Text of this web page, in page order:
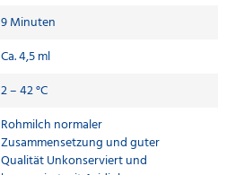
9 Minuten
Ca. 4,5 ml
2 – 42 °C
Rohmilch normaler
Zusammensetzung und guter
Qualität Unkonserviert und